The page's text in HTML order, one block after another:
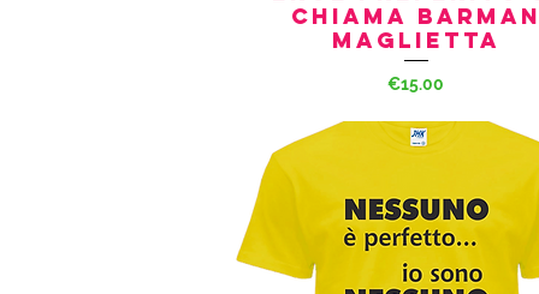
chiama Barman
Maglietta
Price
€15.00